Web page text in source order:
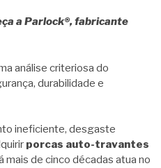
a Parlock®, fabricante
análise criteriosa do
durabilidade e
ineficiente, desgaste
porcas auto-travantes
mais de cinco décadas atua no